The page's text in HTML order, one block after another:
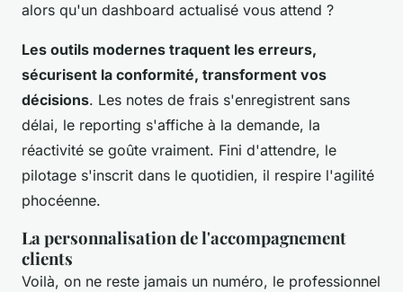
alors qu'un dashboard actualisé vous attend ?
Les outils modernes traquent les erreurs,
sécurisent la conformité, transforment vos
décisions. Les notes de frais s'enregistrent sans
délai, le reporting s'affiche à la demande, la
réactivité se goûte vraiment. Fini d'attendre, le
pilotage s'inscrit dans le quotidien, il respire l'agilité
phocéenne.
La personnalisation de l'accompagnement
clients
Voilà, on ne reste jamais un numéro, le professionnel